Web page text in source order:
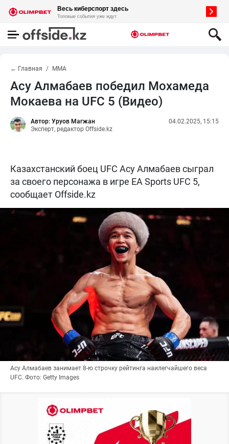
← Главная MMA
Асу Алмабаев победил Мохамеда
Мокаева на UFC 5 (Видео)
Автор: Уруов Магжан
Эксперт, редактор Offside.kz
04.02.2025, 15:15
Казахстанский боец UFC Асу Алмабаев сыграл
за своего персонажа в игре EA Sports UFC 5,
сообщает Offside.kz
Асу Алмабаев занимает 8-ю строчку рейтинга наилегчайшего веса
UFC. Фото: Getty Images